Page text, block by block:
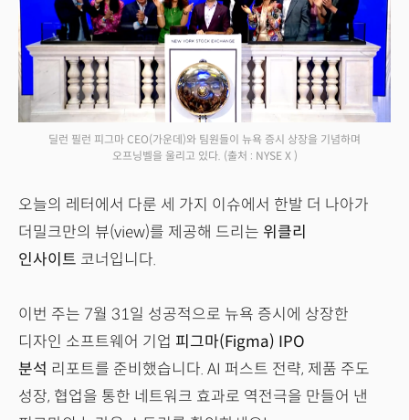
딜런 필런 피그마 CEO(가운데)와 팀원들이 뉴욕 증시 상장을 기념하며
오프닝벨을 울리고 있다. (출처 : NYSE X )
오늘의 레터에서 다룬 세 가지 이슈에서 한발 더 나아가
더밀크만의 뷰(view)를 제공해 드리는 위클리
인사이트 코너입니다.
이번 주는 7월 31일 성공적으로 뉴욕 증시에 상장한
디자인 소프트웨어 기업 피그마(Figma) IPO
분석 리포트를 준비했습니다. AI 퍼스트 전략, 제품 주도
성장, 협업을 통한 네트워크 효과로 역전극을 만들어 낸